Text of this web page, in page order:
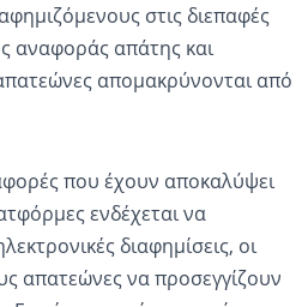
στις διεπαφές
αναφοράς απάτης και
απομακρύνονται από
που έχουν αποκαλύψει
ενδέχεται να
διαφημίσεις, οι
απατεώνες να προσεγγίζουν